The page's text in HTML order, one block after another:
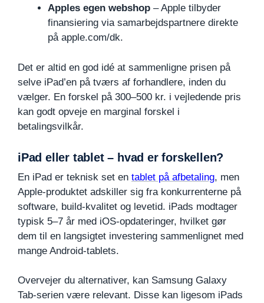
Apples egen webshop – Apple tilbyder
finansiering via samarbejdspartnere direkte
på apple.com/dk.
Det er altid en god idé at sammenligne prisen på
selve iPad’en på tværs af forhandlere, inden du
vælger. En forskel på 300–500 kr. i vejledende pris
kan godt opveje en marginal forskel i
betalingsvilkår.
iPad eller tablet – hvad er forskellen?
En iPad er teknisk set en tablet på afbetaling, men
Apple-produktet adskiller sig fra konkurrenterne på
software, build-kvalitet og levetid. iPads modtager
typisk 5–7 år med iOS-opdateringer, hvilket gør
dem til en langsigtet investering sammenlignet med
mange Android-tablets.
Overvejer du alternativer, kan Samsung Galaxy
Tab-serien være relevant. Disse kan ligesom iPads